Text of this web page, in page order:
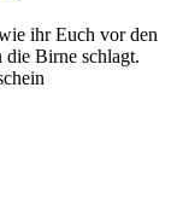
ihr Euch vor den
die Birne schlagt.